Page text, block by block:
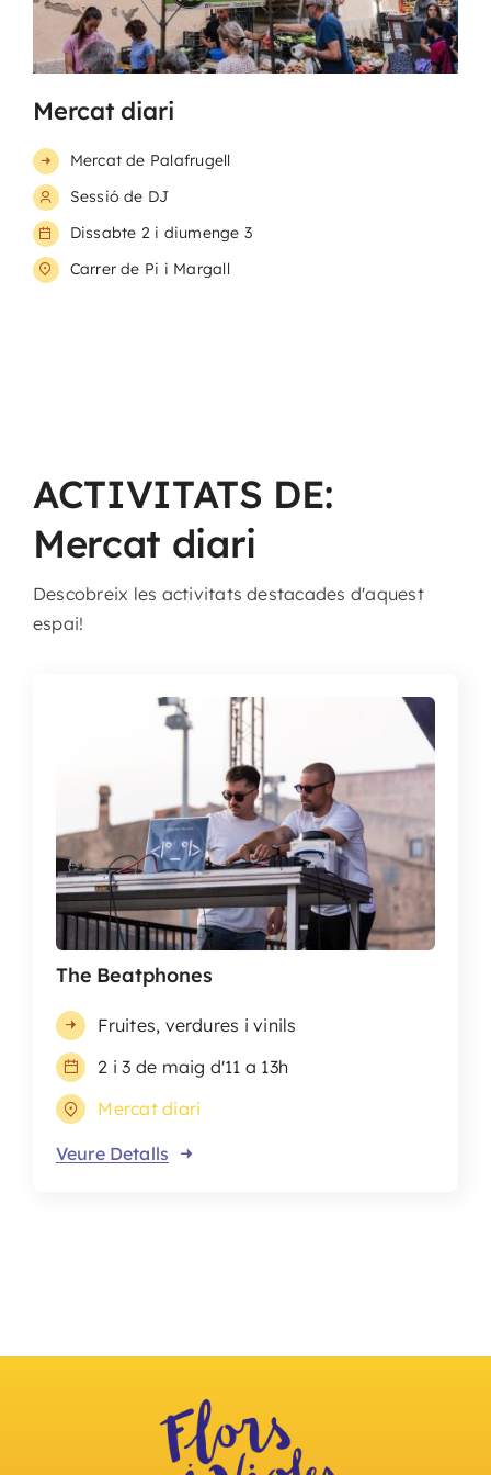
Mercat diari
Mercat de Palafrugell
Sessió de DJ
Dissabte 2 i diumenge 3
Carrer de Pi i Margall
ACTIVITATS DE:
Mercat diari
Descobreix les activitats destacades d'aquest
espai!
The Beatphones
Fruites, verdures i vinils
2 i 3 de maig d'11 a 13h
Mercat diari
Veure Detalls